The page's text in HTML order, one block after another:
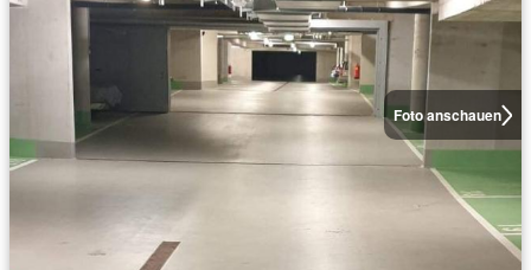
Foto anschauen